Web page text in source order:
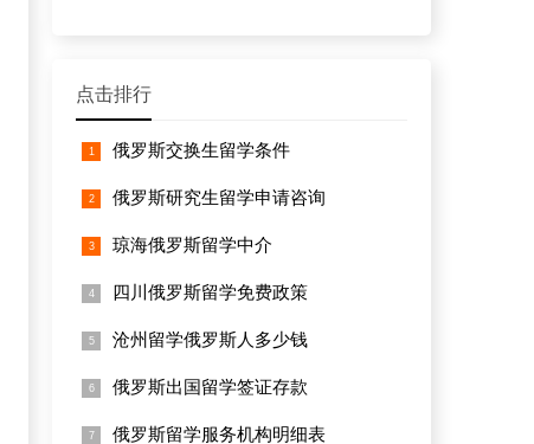
点击排行
俄罗斯交换生留学条件
俄罗斯研究生留学申请咨询
琼海俄罗斯留学中介
四川俄罗斯留学免费政策
沧州留学俄罗斯人多少钱
俄罗斯出国留学签证存款
俄罗斯留学服务机构明细表